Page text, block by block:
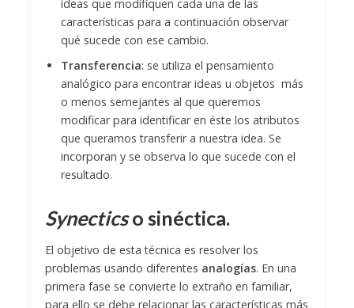
ideas que modifiquen cada una de las
características para a continuación observar
qué sucede con ese cambio.
Transferencia: se utiliza el pensamiento
analógico para encontrar ideas u objetos más
o menos semejantes al que queremos
modificar para identificar en éste los atributos
que queramos transferir a nuestra idea. Se
incorporan y se observa lo que sucede con el
resultado.
Synecticso sinéctica.
El objetivo de esta técnica es resolver los
problemas usando diferentes analogías. En una
primera fase se convierte lo extraño en familiar,
para ello se debe relacionar las características más